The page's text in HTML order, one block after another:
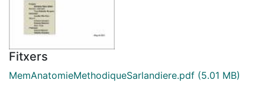
Fitxers
MemAnatomieMethodiqueSarlandiere.pdf (5.01 MB)